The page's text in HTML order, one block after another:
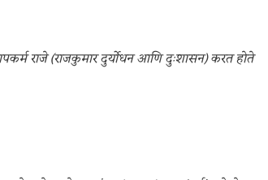
राजे (राजकुमार दुर्योधन आणि दुःशासन) करत होते